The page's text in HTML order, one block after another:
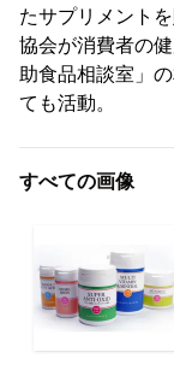
たサプリメント
協会が消費者の
助食品相談室」
ても活動。
すべての画像